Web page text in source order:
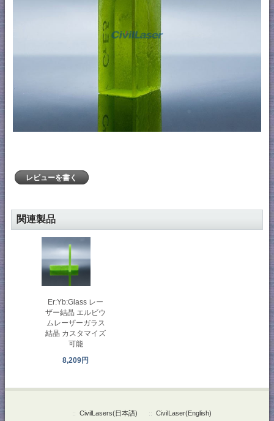
レビューを書く
関連製品
Er:Yb:Glass レー
ザー結晶 エルビウ
ムレーザーガラス
結晶 カスタマイズ
可能
8,209円
:: CivilLasers(日本語) :: CivilLaser(English)